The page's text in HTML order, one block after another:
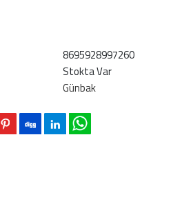
8695928997260
Stokta Var
Günbak